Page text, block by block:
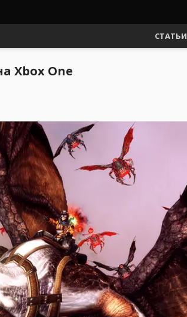
СТАТЬИ
Xbox One